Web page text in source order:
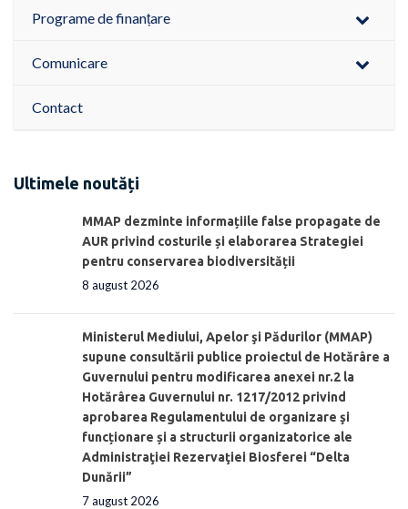
Programe de finanțare
Comunicare
Contact
Ultimele noutăți
MMAP dezminte informațiile false propagate de
AUR privind costurile și elaborarea Strategiei
pentru conservarea biodiversității
8 august 2026
Ministerul Mediului, Apelor şi Pădurilor (MMAP)
supune consultării publice proiectul de Hotărâre a
Guvernului pentru modificarea anexei nr.2 la
Hotărârea Guvernului nr. 1217/2012 privind
aprobarea Regulamentului de organizare şi
funcționare și a structurii organizatorice ale
Administraţiei Rezervaţiei Biosferei “Delta
Dunării”
7 august 2026